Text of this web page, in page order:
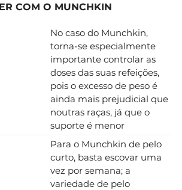
COM O MUNCHKIN
No caso do Munchkin,
torna-se especialmente
importante controlar as
doses das suas refeições,
pois o excesso de peso é
ainda mais prejudicial que
noutras raças, já que o
suporte é menor
Para o Munchkin de pelo
curto, basta escovar uma
vez por semana; a
variedade de pelo